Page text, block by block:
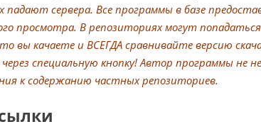
падают сервера. Все программы в базе
просмотра. В репозиториях могут
вы качаете и ВСЕГДА сравнивайте версию
специальную кнопку! Автор программы не
к содержанию частных репозиториев.